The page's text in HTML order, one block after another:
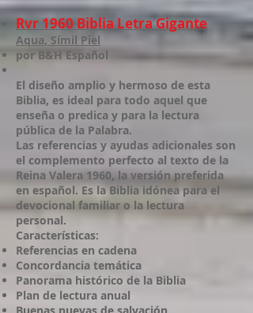
Rvr 1960 Biblia Letra Gigante
Aqua, Símil Piel
por B&H Español
El diseño amplio y hermoso de esta
Biblia, es ideal para todo aquel que
enseña o predica y para la lectura
pública de la Palabra.
Las referencias y ayudas adicionales son
el complemento perfecto al texto de la
Reina Valera 1960, la versión preferida
en español. Es la Biblia idónea para el
devocional familiar o la lectura
personal.
Características:
Referencias en cadena
Concordancia temática
Panorama histórico de la Biblia
Plan de lectura anual